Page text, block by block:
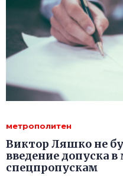
метрополитен
Виктор Ляшко не
введение допуска
спецпропускам